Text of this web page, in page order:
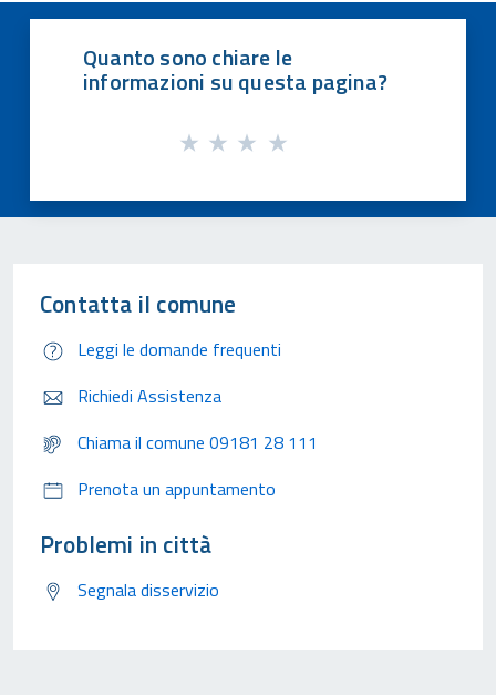
Quanto sono chiare le
informazioni su questa pagina?
Contatta il comune
Leggi le domande frequenti
Richiedi Assistenza
Chiama il comune 09181 28 111
Prenota un appuntamento
Problemi in città
Segnala disservizio